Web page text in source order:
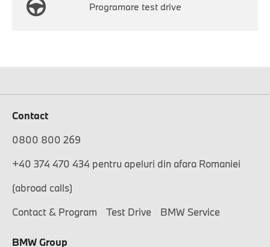
Programare test drive
Contact
0800 800 269
+40 374 470 434 pentru apeluri din afara Romaniei
(abroad calls)
Contact & Program
Test Drive BMW Service
BMW Group